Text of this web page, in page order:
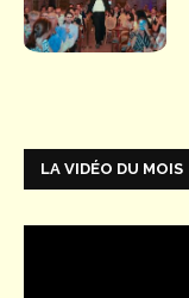
LA VIDÉO DU MOIS